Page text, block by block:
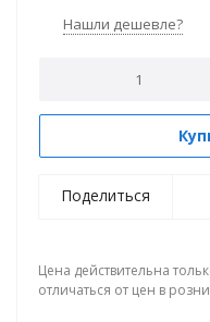
Нашли дешевле?
Поделиться
Цена действительна
отличаться от цен в